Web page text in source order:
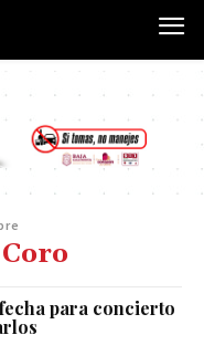
para concierto